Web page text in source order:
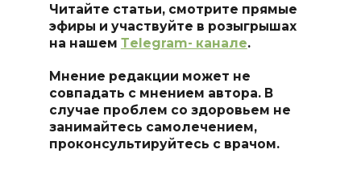
Читайте статьи, смотрите прямые
эфиры и участвуйте в розыгрышах
на нашем Тelegram- канале.
Мнение редакции может не
совпадать с мнением автора. В
случае проблем со здоровьем не
занимайтесь самолечением,
проконсультируйтесь с врачом.